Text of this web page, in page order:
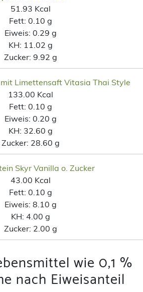
51.93 Kcal
Fett: 0.10 g
Eiweis: 0.29 g
KH: 11.02 g
Zucker: 9.92 g
Limettensaft Vitasia Thai Style
133.00 Kcal
Fett: 0.10 g
Eiweis: 0.20 g
KH: 32.60 g
Zucker: 28.60 g
Skyr Vanilla o. Zucker
43.00 Kcal
Fett: 0.10 g
Eiweis: 8.10 g
KH: 4.00 g
Zucker: 2.00 g
wie 0,1 %
nach Eiweisanteil